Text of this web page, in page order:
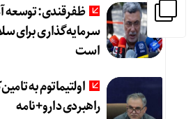
ظفرقندی:
سرمایه‌گذاری برای
است
اولتیماتوم به
راهبردی دارو+نامه